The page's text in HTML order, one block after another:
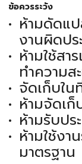
ข้อควรระวัง
ห้ามดัดแ
งานผิดปร
ห้ามใช้สา
ทำความส
จัดเก็บใ
ห้ามจัดเก็
ห้ามรับปร
ห้ามใช้ง
มาตรฐาน